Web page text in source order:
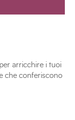
arricchire i tuoi
che conferiscono